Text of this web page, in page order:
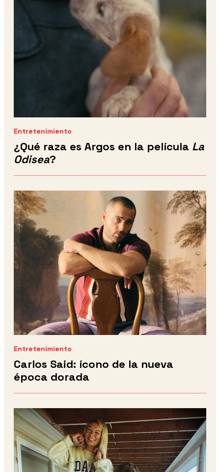
Entretenimiento
¿Qué raza es Argos en la película La
Odisea?
Entretenimiento
Carlos Said: ícono de la nueva
época dorada